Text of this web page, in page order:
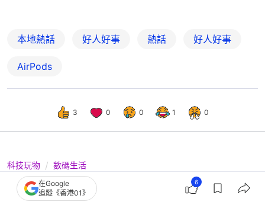
本地熱話 好人好事 熱話 好人好事
AirPods
3 0 0 1 0
科技玩物 數碼生活
消委評測AirTag 2 +13款藍牙定位器｜
在Google
追蹤《香港01》
6